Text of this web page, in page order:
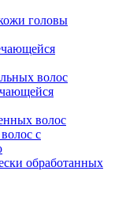
головы
волос
волос
с
обработанных